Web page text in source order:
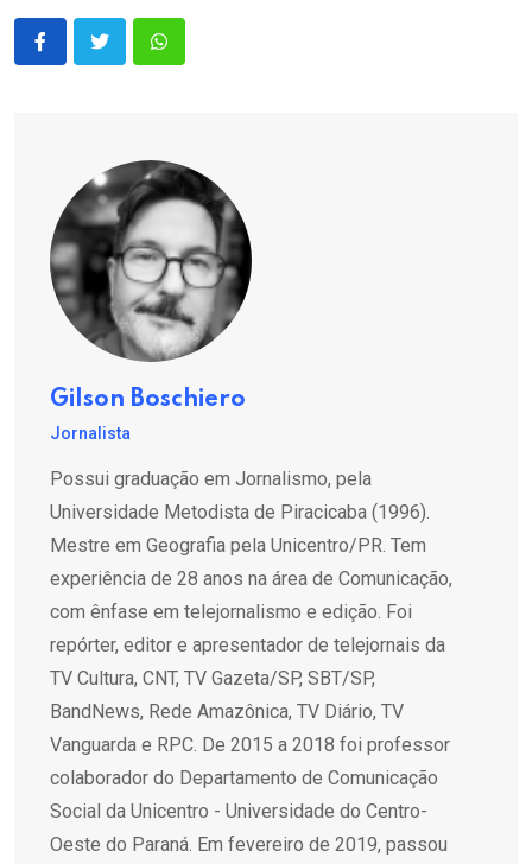
Gilson Boschiero
Jornalista
Possui graduação em Jornalismo, pela
Universidade Metodista de Piracicaba (1996).
Mestre em Geografia pela Unicentro/PR. Tem
experiência de 28 anos na área de Comunicação,
com ênfase em telejornalismo e edição. Foi
repórter, editor e apresentador de telejornais da
TV Cultura, CNT, TV Gazeta/SP, SBT/SP,
BandNews, Rede Amazônica, TV Diário, TV
Vanguarda e RPC. De 2015 a 2018 foi professor
colaborador do Departamento de Comunicação
Social da Unicentro - Universidade do Centro-
Oeste do Paraná. Em fevereiro de 2019, passou